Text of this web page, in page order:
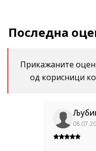
Последна
Прикажаните
од корисници